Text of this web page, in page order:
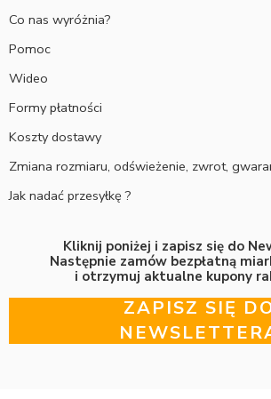
Co nas wyróżnia?
Pomoc
Wideo
Formy płatności
Koszty dostawy
Zmiana rozmiaru, odświeżenie, zwrot,
Jak nadać przesyłkę ?
Kliknij poniżej i zapisz się do
Następnie zamów bezpłatną
i otrzymuj aktualne kupony
ZAPISZ SIĘ